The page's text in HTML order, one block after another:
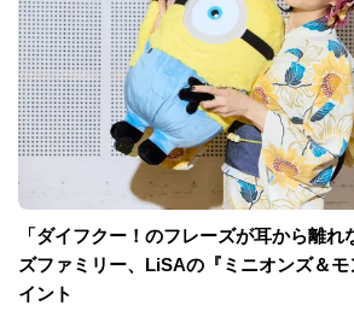
「ダイフクー！のフレーズが耳から離
ズファミリー、LiSAの『ミニオンズ＆
イント